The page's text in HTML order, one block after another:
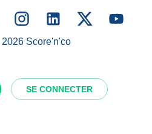
SE CONNECTER
2026Score'n'co